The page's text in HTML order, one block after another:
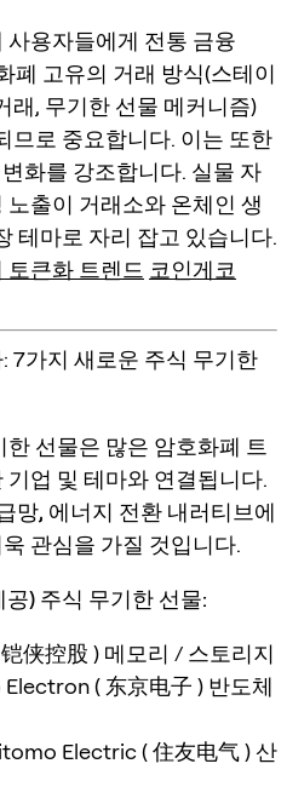
사용자들에게 전통 금융
폐 고유의 거래 방식(스테이
래, 무기한 선물 메커니즘)
므로 중요합니다. 이는 또한
화를 강조합니다. 실물 자
노출이 거래소와 온체인 생
테마로 자리 잡고 있습니다.
토큰화 트렌드 코인게코
7가지 새로운 주식 무기한
선물은 많은 암호화폐 트
업 및 테마와 연결됩니다.
망, 에너지 전환 내러티브에
관심을 가질 것입니다.
공) 주식 무기한 선물:
侠控股 ) 메모리 / 스토리지
( 东京电子 ) 반도체
Electric ( 住友电气 ) 산